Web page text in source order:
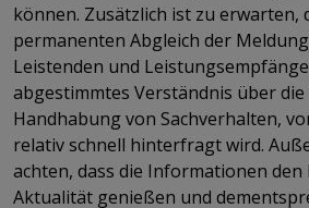
können. Zusätzlich ist zu erwarten,
permanenten Abgleich der
Leistenden und
abgestimmtes Verständnis über
Handhabung von Sachverhalten,
relativ schnell hinterfragt wird.
achten, dass die Informationen den
Aktualität genießen und